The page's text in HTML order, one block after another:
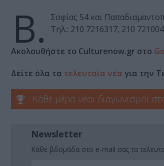
Β.
Σοφίας 54 και
Τηλ.: 210 7216317, 210
Ακολουθήστε το Culturenow.gr στο
Δείτε όλα τα τελευταία νέα για την
Κάθε μέρα νέοι διαγωνισμοί
Newsletter
Κάθε βδομάδα στο e-mail σας τα